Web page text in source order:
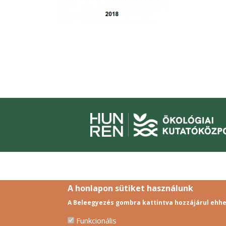
A honlapon sütiket használunk
A Beleegyezés gombra kattintva hozzájárul
Funkcionális